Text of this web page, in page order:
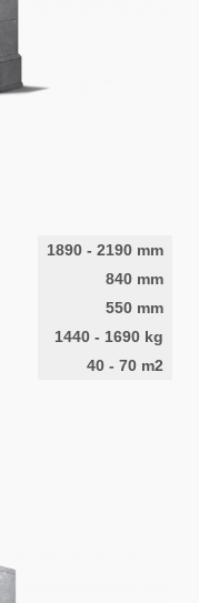
1890 - 2190 mm
840 mm
550 mm
1440 - 1690 kg
40 - 70 m2